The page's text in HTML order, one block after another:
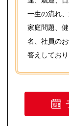
一生の流れ
家庭問題、
名、社員の
答えしており